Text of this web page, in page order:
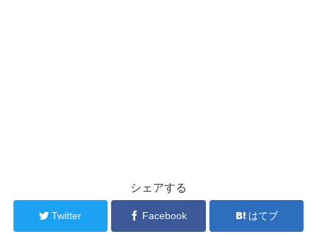
シェアする
Twitter Facebook はてブ